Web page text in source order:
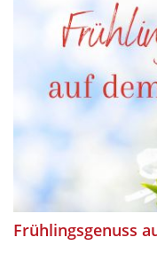
Frühlingsgenuss